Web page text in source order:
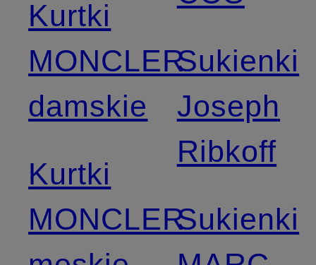
Kurtki
MONCLER
damskie
Kurtki
MONCLER
Sukienki
Joseph
Ribkoff
Sukienki